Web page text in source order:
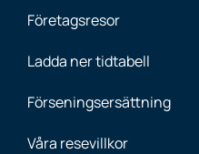
Företagsresor
Ladda ner tidtabell
Förseningsersättning
Våra resevillkor